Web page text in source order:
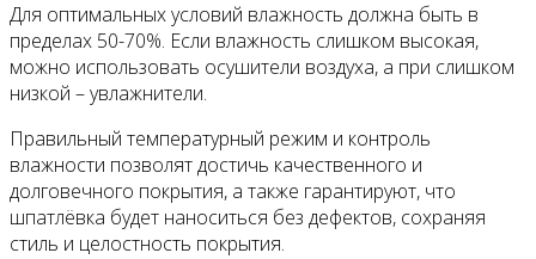
Для оптимальных условий влажность должна быть в
пределах 50-70%. Если влажность слишком высокая,
можно использовать осушители воздуха, а при слишком
низкой – увлажнители.
Правильный температурный режим и контроль
влажности позволят достичь качественного и
долговечного покрытия, а также гарантируют, что
шпатлёвка будет наноситься без дефектов, сохраняя
стиль и целостность покрытия.